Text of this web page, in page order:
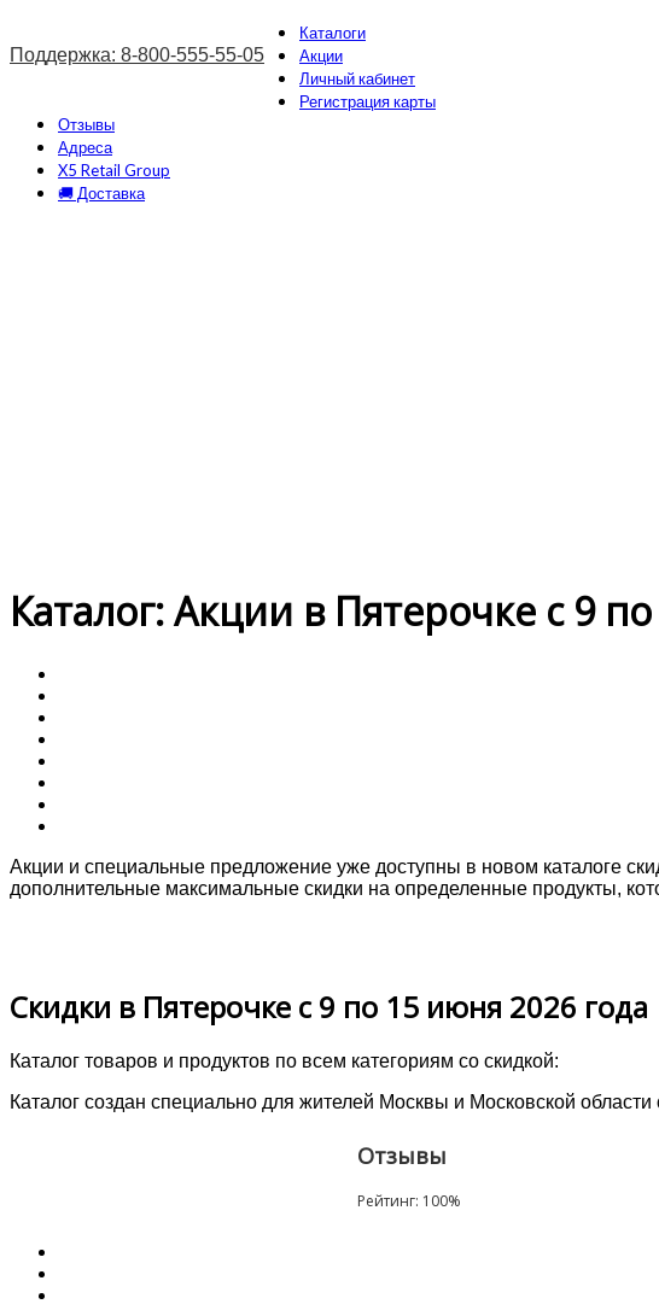
Поддержка: 8-800-555-55-05
Каталоги
Акции
Личный кабинет
Регистрация карты
Отзывы
Адреса
X5 Retail Group
🚚 Доставка
Каталог: Акции в Пятерочке с 9
Акции и специальные предложение уже доступны в новом каталоге
дополнительные максимальные скидки на определенные продукты,
Скидки в Пятерочке с 9 по 15 июня 2026 года
Каталог товаров и продуктов по всем категориям со скидкой:
Каталог создан специально для жителей Москвы и Московской
Отзывы
Рейтинг: 100%